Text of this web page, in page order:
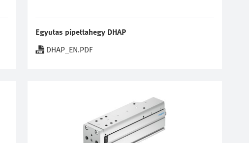
Egyutas pipettahegy DHAP
DHAP_EN.PDF